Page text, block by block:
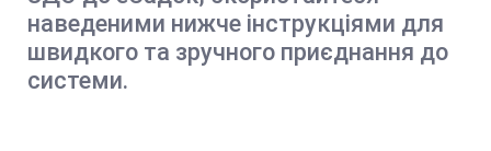
наведеними нижче інструкціями для
швидкого та зручного приєднання до
системи.